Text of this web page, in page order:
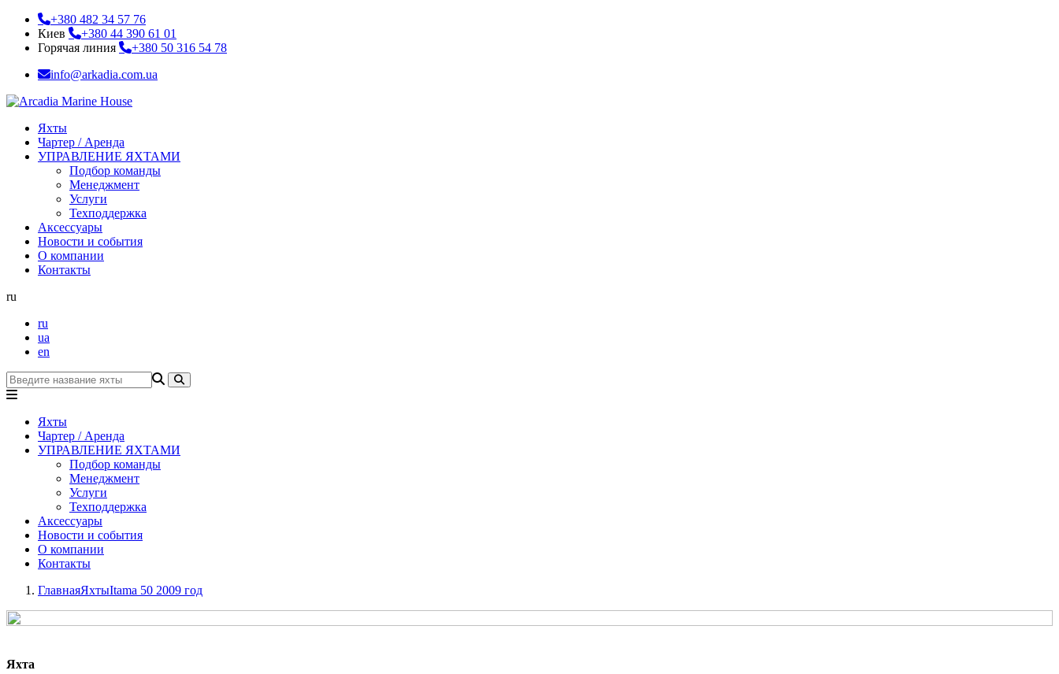
+380 482 34 57 76
Киев
+380 44 390 61 01
Горячая линия
+380 50 316 54 78
info@arkadia.com.ua
Яхты
Чартер / Аренда
УПРАВЛЕНИЕ ЯХТАМИ
Подбор команды
Менеджмент
Услуги
Техподдержка
Аксессуары
Новости и события
О компании
Контакты
ru
ru
ua
en
Яхты
Чартер / Аренда
УПРАВЛЕНИЕ ЯХТАМИ
Подбор команды
Менеджмент
Услуги
Техподдержка
Аксессуары
Новости и события
О компании
Контакты
ГлавнаяЯхтыItama 50 2009 год
Яхта